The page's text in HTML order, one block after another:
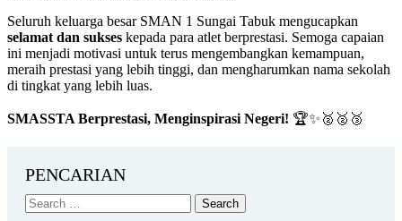
Seluruh keluarga besar SMAN 1 Sungai Tabuk mengucapkan
selamat dan sukses kepada para atlet berprestasi. Semoga capaian
ini menjadi motivasi untuk terus mengembangkan kemampuan,
meraih prestasi yang lebih tinggi, dan mengharumkan nama sekolah
di tingkat yang lebih luas.
SMASSTA Berprestasi, Menginspirasi Negeri! 🏆✨🥈🥈🥉
PENCARIAN